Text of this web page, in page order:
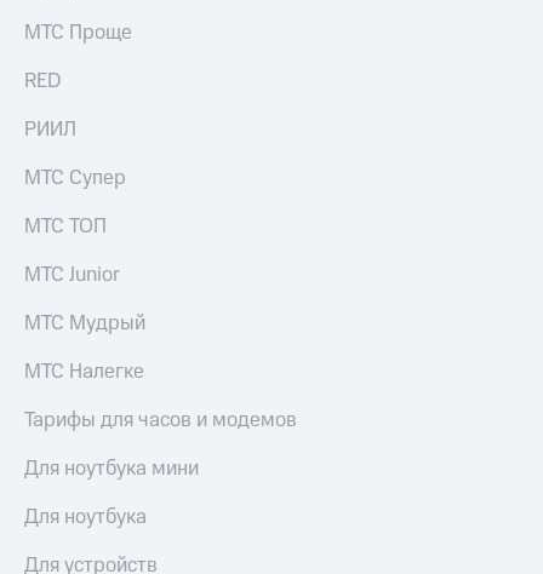
Порядок
выкупа
Описание
Уведомление
погашении
облигаций
Реквизиты
Контакты
развитие
деловая этика
На главную
МТС Проще
RED
РИИЛ
МТС Супер
МТС ТОП
МТС Junior
МТС Мудрый
МТС Налегке
Тарифы для часов и модемов
Для ноутбука мини
Для ноутбука
Для устройств